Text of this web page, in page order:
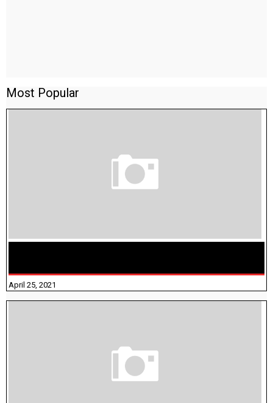
Most Popular
April 25, 2021